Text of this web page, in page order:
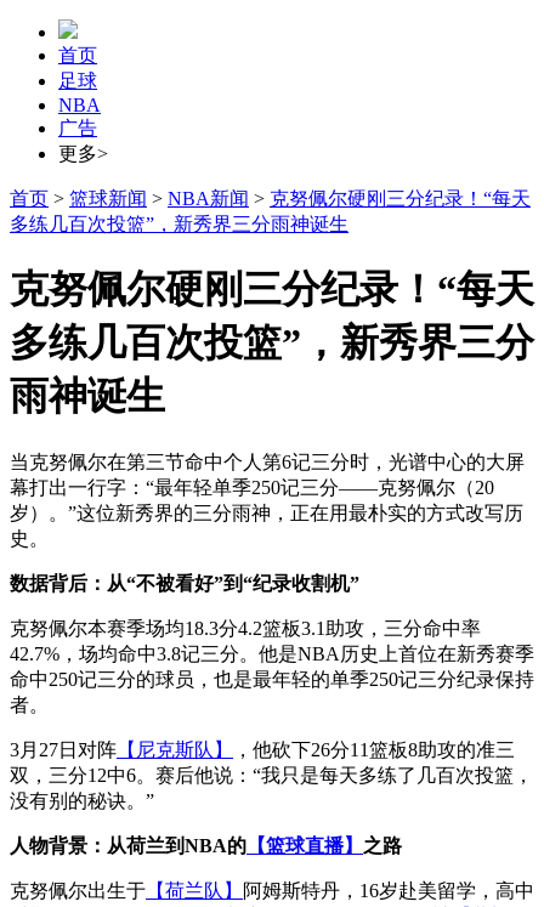
首页
足球
NBA
广告
更多>
首页 > 篮球新闻 > NBA新闻 > 克努佩尔硬刚三分纪录！“每天
多练几百次投篮”，新秀界三分雨神诞生
克努佩尔硬刚三分纪录！“每天
多练几百次投篮”，新秀界三分
雨神诞生
当克努佩尔在第三节命中个人第6记三分时，光谱中心的大屏
幕打出一行字：“最年轻单季250记三分——克努佩尔（20
岁）。”这位新秀界的三分雨神，正在用最朴实的方式改写历
史。
数据背后：从“不被看好”到“纪录收割机”
克努佩尔本赛季场均18.3分4.2篮板3.1助攻，三分命中率
42.7%，场均命中3.8记三分。他是NBA历史上首位在新秀赛季
命中250记三分的球员，也是最年轻的单季250记三分纪录保持
者。
3月27日对阵 【尼克斯队】
，他砍下26分11篮板8助攻的准三
双，三分12中6。赛后他说：“我只是每天多练了几百次投篮，
没有别的秘诀。”
人物背景：从荷兰到NBA的 【篮球直播】 之路
克努佩尔出生于 【荷兰队】
阿姆斯特丹，16岁赴美留学，高中